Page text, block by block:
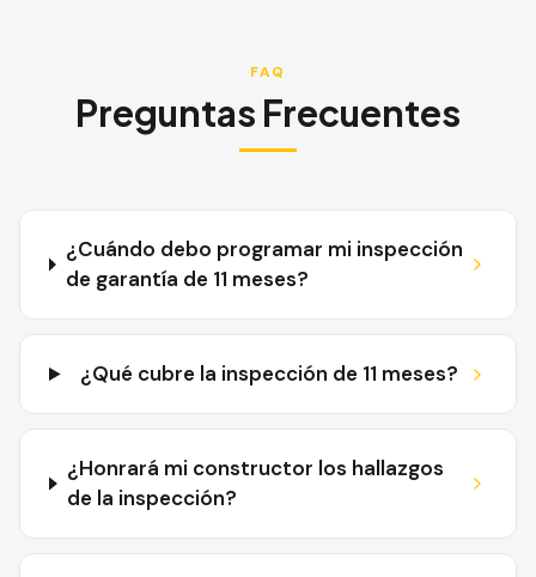
FAQ
Preguntas Frecuentes
¿Cuándo debo programar mi inspección
de garantía de 11 meses?
¿Qué cubre la inspección de 11 meses?
¿Honrará mi constructor los hallazgos
de la inspección?